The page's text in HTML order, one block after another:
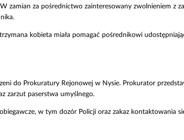
zamian za pośrednictwo zainteresowany zwolnieniem z
kobieta miała pomagać pośrednikowi
do Prokuratury Rejonowej w Nysie. Prokurator
zarzut paserstwa umyślnego.
w tym dozór Policji oraz zakaz kontaktowania